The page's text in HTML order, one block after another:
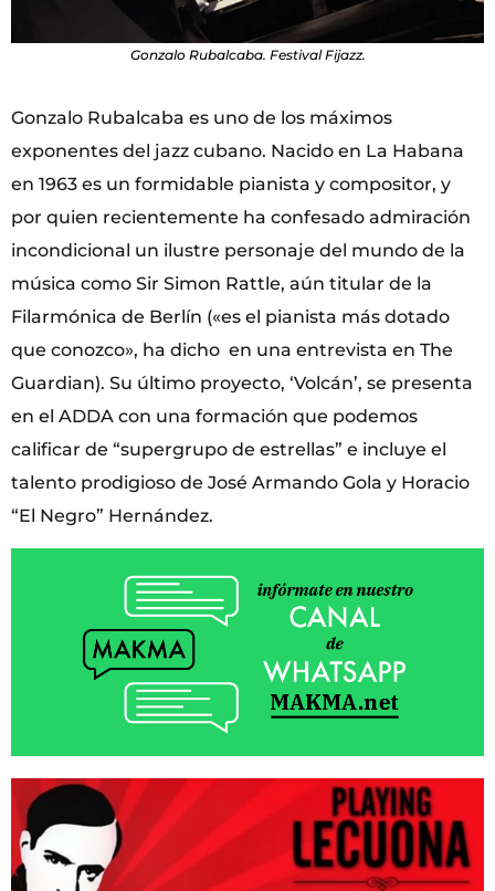
Gonzalo Rubalcaba. Festival Fijazz.
Gonzalo Rubalcaba es uno de los máximos
exponentes del jazz cubano. Nacido en La Habana
en 1963 es un formidable pianista y compositor, y
por quien recientemente ha confesado admiración
incondicional un ilustre personaje del mundo de la
música como Sir Simon Rattle, aún titular de la
Filarmónica de Berlín («es el pianista más dotado
que conozco», ha dicho en una entrevista en The
Guardian). Su último proyecto, ‘Volcán’, se presenta
en el ADDA con una formación que podemos
calificar de “supergrupo de estrellas” e incluye el
talento prodigioso de José Armando Gola y Horacio
“El Negro” Hernández.